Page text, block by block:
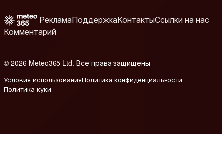
РекламаПоддержкаКонтактыСсылки на нас
Комментарий
© 2026 Meteo365 Ltd. Все права защищены
Условия использованияПолитика конфиденциальности
Политика куки